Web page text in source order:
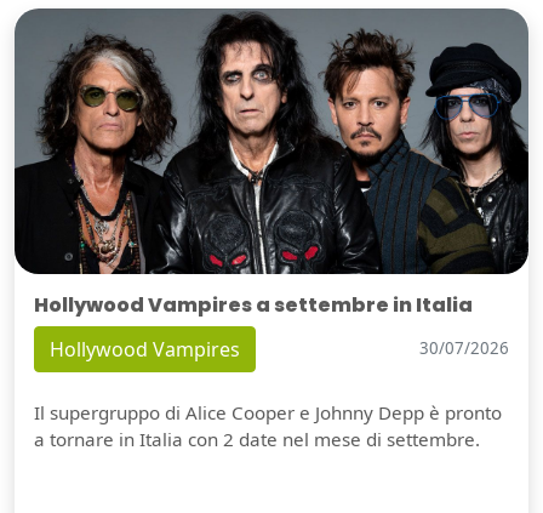
Hollywood Vampires a settembre in Italia
Hollywood Vampires 30/07/2026
Il supergruppo di Alice Cooper e Johnny Depp è pronto
a tornare in Italia con 2 date nel mese di settembre.